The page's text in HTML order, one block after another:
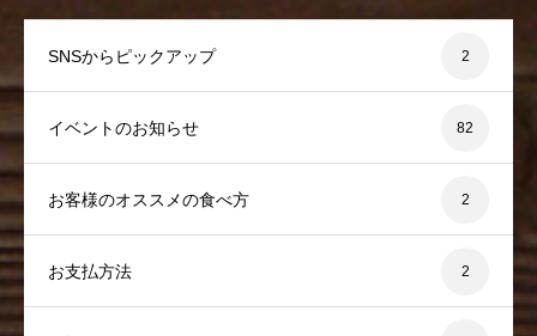
SNSからピックアップ 2
イベントのお知らせ 82
お客様のオススメの食べ方 2
お支払方法 2